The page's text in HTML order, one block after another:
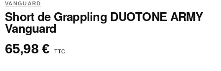
VANGUARD
Short de Grappling DUOTONE ARMY
Vanguard
65,98 € TTC